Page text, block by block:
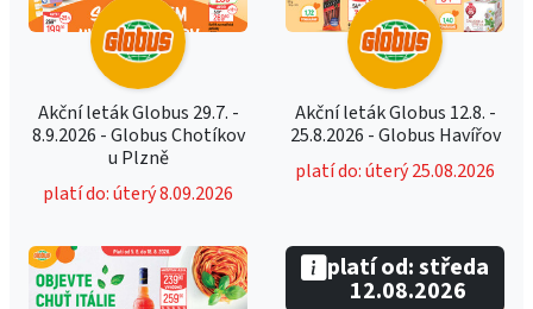
Akční leták Globus 29.7. -
8.9.2026 - Globus Chotíkov
u Plzně
platí do: úterý 8.09.2026
Akční leták Globus 12.8. -
25.8.2026 - Globus Havířov
platí do: úterý 25.08.2026
platí od: středa
12.08.2026